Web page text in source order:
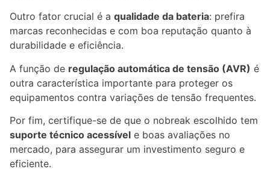
Outro fator crucial é a qualidade da bateria: prefira
marcas reconhecidas e com boa reputação quanto à
durabilidade e eficiência.
A função de regulação automática de tensão (AVR) é
outra característica importante para proteger os
equipamentos contra variações de tensão frequentes.
Por fim, certifique-se de que o nobreak escolhido tem
suporte técnico acessível e boas avaliações no
mercado, para assegurar um investimento seguro e
eficiente.